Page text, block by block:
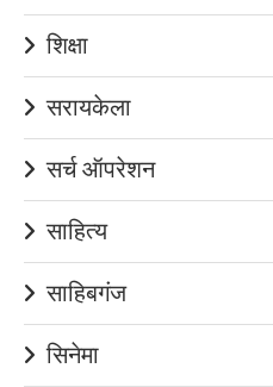
शिक्षा
सरायकेला
सर्च ऑपरेशन
साहित्य
साहिबगंज
सिनेमा